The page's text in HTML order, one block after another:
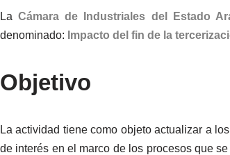
LaCámara de Industriales del Estado
denominado: Impacto del fin de la
Objetivo
La actividad tiene como objeto actualizar a
de interés en el marco de los procesos que